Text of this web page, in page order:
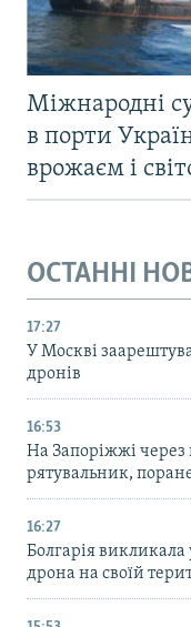
Міжнародні
в порти
врожаєм і
ОСТАННІ
17:27
У Москві
дронів
16:53
На Запоріжжі через
рятувальник,
16:27
Болгарія викликала
дрона на своїй